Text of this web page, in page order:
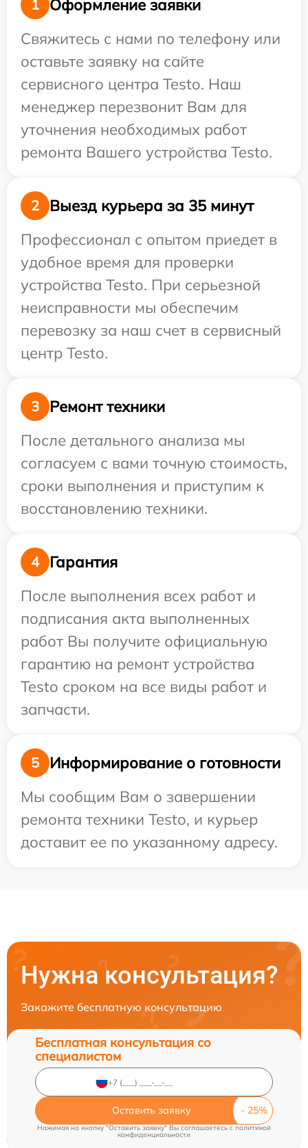
1
Оформление заявки
Свяжитесь с нами по телефону или
оставьте заявку на сайте
сервисного центра Testo. Наш
менеджер перезвонит Вам для
уточнения необходимых работ
ремонта Вашего устройства Testo.
2
Выезд курьера за 35 минут
Профессионал с опытом приедет в
удобное время для проверки
устройства Testo. При серьезной
неисправности мы обеспечим
перевозку за наш счет в сервисный
центр Testo.
3
Ремонт техники
После детального анализа мы
согласуем с вами точную стоимость,
сроки выполнения и приступим к
восстановлению техники.
4
Гарантия
После выполнения всех работ и
подписания акта выполненных
работ Вы получите официальную
гарантию на ремонт устройства
Testo сроком на все виды работ и
запчасти.
5
Информирование о готовности
Мы сообщим Вам о завершении
ремонта техники Testo, и курьер
доставит ее по указанному адресу.
Нужна консультация?
Закажите бесплатную консультацию
Бесплатная консультация со
специалистом
Оставить заявку
Нажимая на кнопку "Оставить заявку" Вы соглашаетесь cполитикой
конфиденциальности